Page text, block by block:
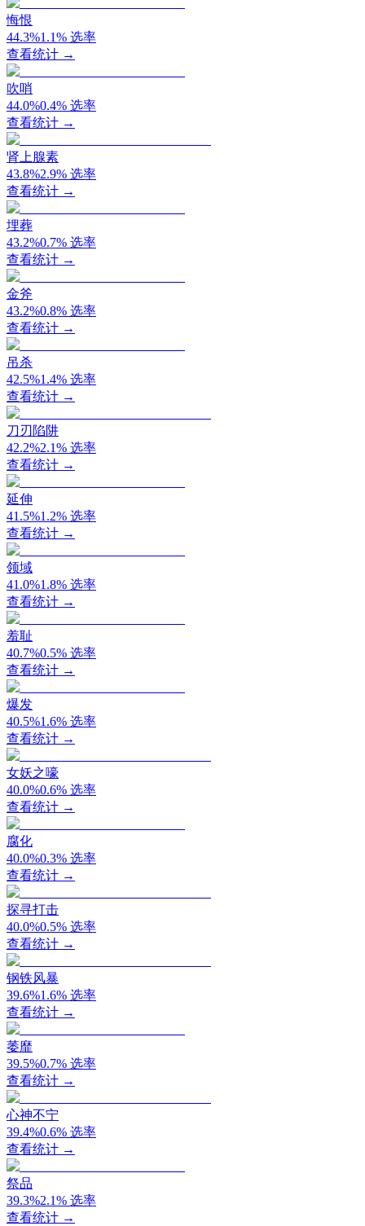
悔恨
44.3%1.1% 选率
查看统计 →
吹哨
44.0%0.4% 选率
查看统计 →
肾上腺素
43.8%2.9% 选率
查看统计 →
埋葬
43.2%0.7% 选率
查看统计 →
金斧
43.2%0.8% 选率
查看统计 →
吊杀
42.5%1.4% 选率
查看统计 →
刀刃陷阱
42.2%2.1% 选率
查看统计 →
延伸
41.5%1.2% 选率
查看统计 →
领域
41.0%1.8% 选率
查看统计 →
羞耻
40.7%0.5% 选率
查看统计 →
爆发
40.5%1.6% 选率
查看统计 →
女妖之嚎
40.0%0.6% 选率
查看统计 →
腐化
40.0%0.3% 选率
查看统计 →
探寻打击
40.0%0.5% 选率
查看统计 →
钢铁风暴
39.6%1.6% 选率
查看统计 →
萎靡
39.5%0.7% 选率
查看统计 →
心神不宁
39.4%0.6% 选率
查看统计 →
祭品
39.3%2.1% 选率
查看统计 →